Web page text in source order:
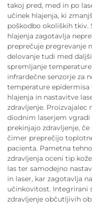
takoj pred, med in po
učinek hlajenja, ki
poškodbo okoliških tkiv.
hlajenja zagotavlja
preprečuje pregrevanje
delovanje tudi med
spremljanje
infrardečne senzorje za
temperature
hlajenja in nastavitve
zdravljenje. Proizvajalec
diodnim laserjem
prekinjajo zdravljenje,
čimer preprečijo
pacienta. Pametna
zdravljenja oceni tip
las ter samodejno
in laser, kar zagotavlja
učinkovitost. Integrirani
zdravljenje občutljivih